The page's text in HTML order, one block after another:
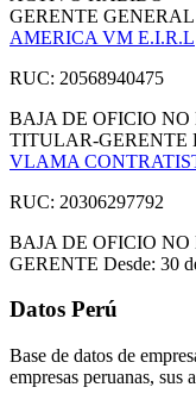
GERENTE GENERAL
AMERICA VM E.I.R.L
RUC: 20568940475
BAJA DE OFICIO NO
TITULAR-GERENTE
VLAMA
RUC: 20306297792
BAJA DE OFICIO NO
GERENTE Desde: 30
Datos Perú
Base de datos de
empresas peruanas, sus